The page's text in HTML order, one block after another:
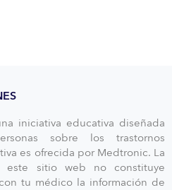
iniciativa educativa diseñada
sobre los trastornos
es ofrecida por Medtronic. La
este sitio web no constituye
tu médico la información de